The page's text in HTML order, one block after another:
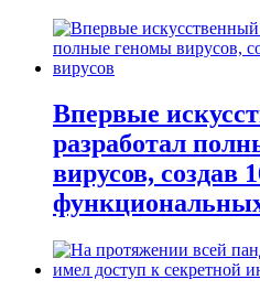
Впервые
разработал
вирусов, создав